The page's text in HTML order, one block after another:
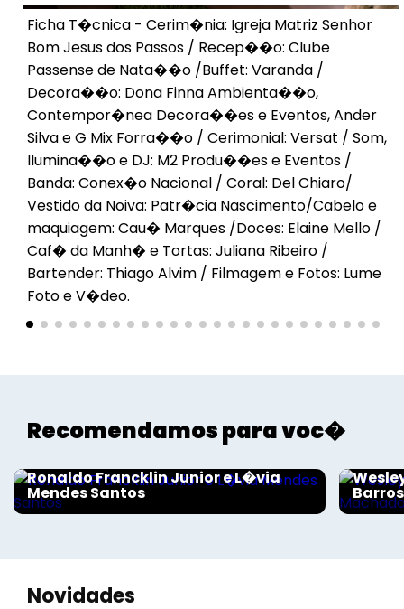
Ficha T�cnica - Cerim�nia: Igreja Matriz Senhor
Bom Jesus dos Passos / Recep��o: Clube
Passense de Nata��o /Buffet: Varanda /
Decora��o: Dona Finna Ambienta��o,
Contempor�nea Decora��es e Eventos, Ander
Silva e G Mix Forra��o / Cerimonial: Versat / Som,
Ilumina��o e DJ: M2 Produ��es e Eventos /
Banda: Conex�o Nacional / Coral: Del Chiaro/
Vestido da Noiva: Patr�cia Nascimento/Cabelo e
maquiagem: Cau� Marques /Doces: Elaine Mello /
Caf� da Manh� e Tortas: Juliana Ribeiro /
Bartender: Thiago Alvim / Filmagem e Fotos: Lume
Foto e V�deo.
Recomendamos para voc�
Ronaldo Francklin Junior e L�via
Mendes Santos
Novidades